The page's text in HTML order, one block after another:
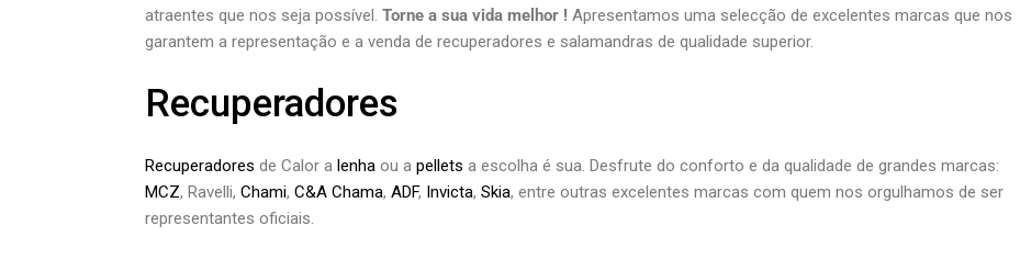
atraentes que nos seja possível. Torne a sua vida melhor ! Apresentamos uma selecção de excelentes marcas que nos
garantem a representação e a venda de recuperadores e salamandras de qualidade superior.
Recuperadores
Recuperadores de Calor a lenha ou a pellets a escolha é sua. Desfrute do conforto e da qualidade de grandes marcas:
MCZ, Ravelli, Chami, C&A Chama, ADF, Invicta, Skia, entre outras excelentes marcas com quem nos orgulhamos de ser
representantes oficiais.